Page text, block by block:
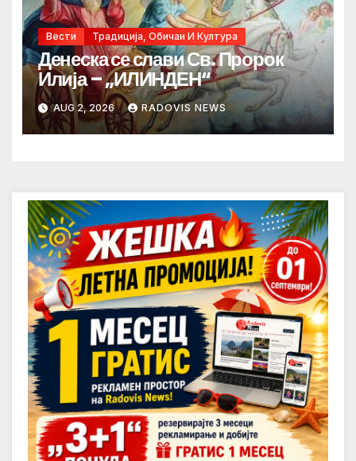
Вести Традиција, Обичаи И Култура
Денеска се слави Св. Пророк
Илија – „ИЛИНДЕН“
AUG 2, 2026 RADOVIS NEWS